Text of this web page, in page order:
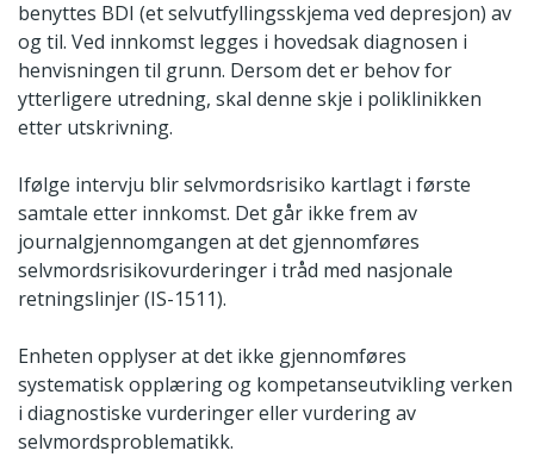
benyttes BDI (et selvutfyllingsskjema ved depresjon) av
og til. Ved innkomst legges i hovedsak diagnosen i
henvisningen til grunn. Dersom det er behov for
ytterligere utredning, skal denne skje i poliklinikken
etter utskrivning.
Ifølge intervju blir selvmordsrisiko kartlagt i første
samtale etter innkomst. Det går ikke frem av
journalgjennomgangen at det gjennomføres
selvmordsrisikovurderinger i tråd med nasjonale
retningslinjer (IS-1511).
Enheten opplyser at det ikke gjennomføres
systematisk opplæring og kompetanseutvikling verken
i diagnostiske vurderinger eller vurdering av
selvmordsproblematikk.